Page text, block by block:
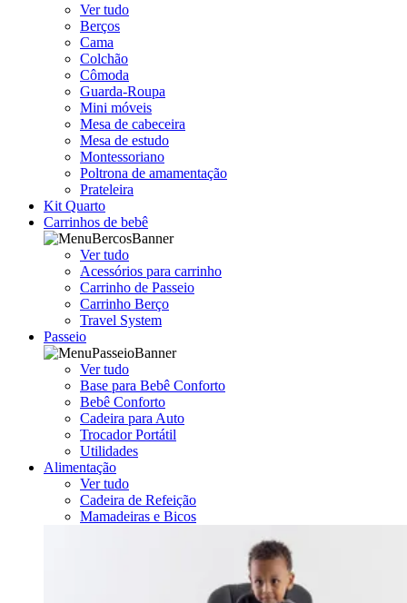
Ver tudo
Berços
Cama
Colchão
Cômoda
Guarda-Roupa
Mini móveis
Mesa de cabeceira
Mesa de estudo
Montessoriano
Poltrona de amamentação
Prateleira
Kit Quarto
Carrinhos de bebê
Ver tudo
Acessórios para carrinho
Carrinho de Passeio
Carrinho Berço
Travel System
Passeio
Ver tudo
Base para Bebê Conforto
Bebê Conforto
Cadeira para Auto
Trocador Portátil
Utilidades
Alimentação
Ver tudo
Cadeira de Refeição
Mamadeiras e Bicos